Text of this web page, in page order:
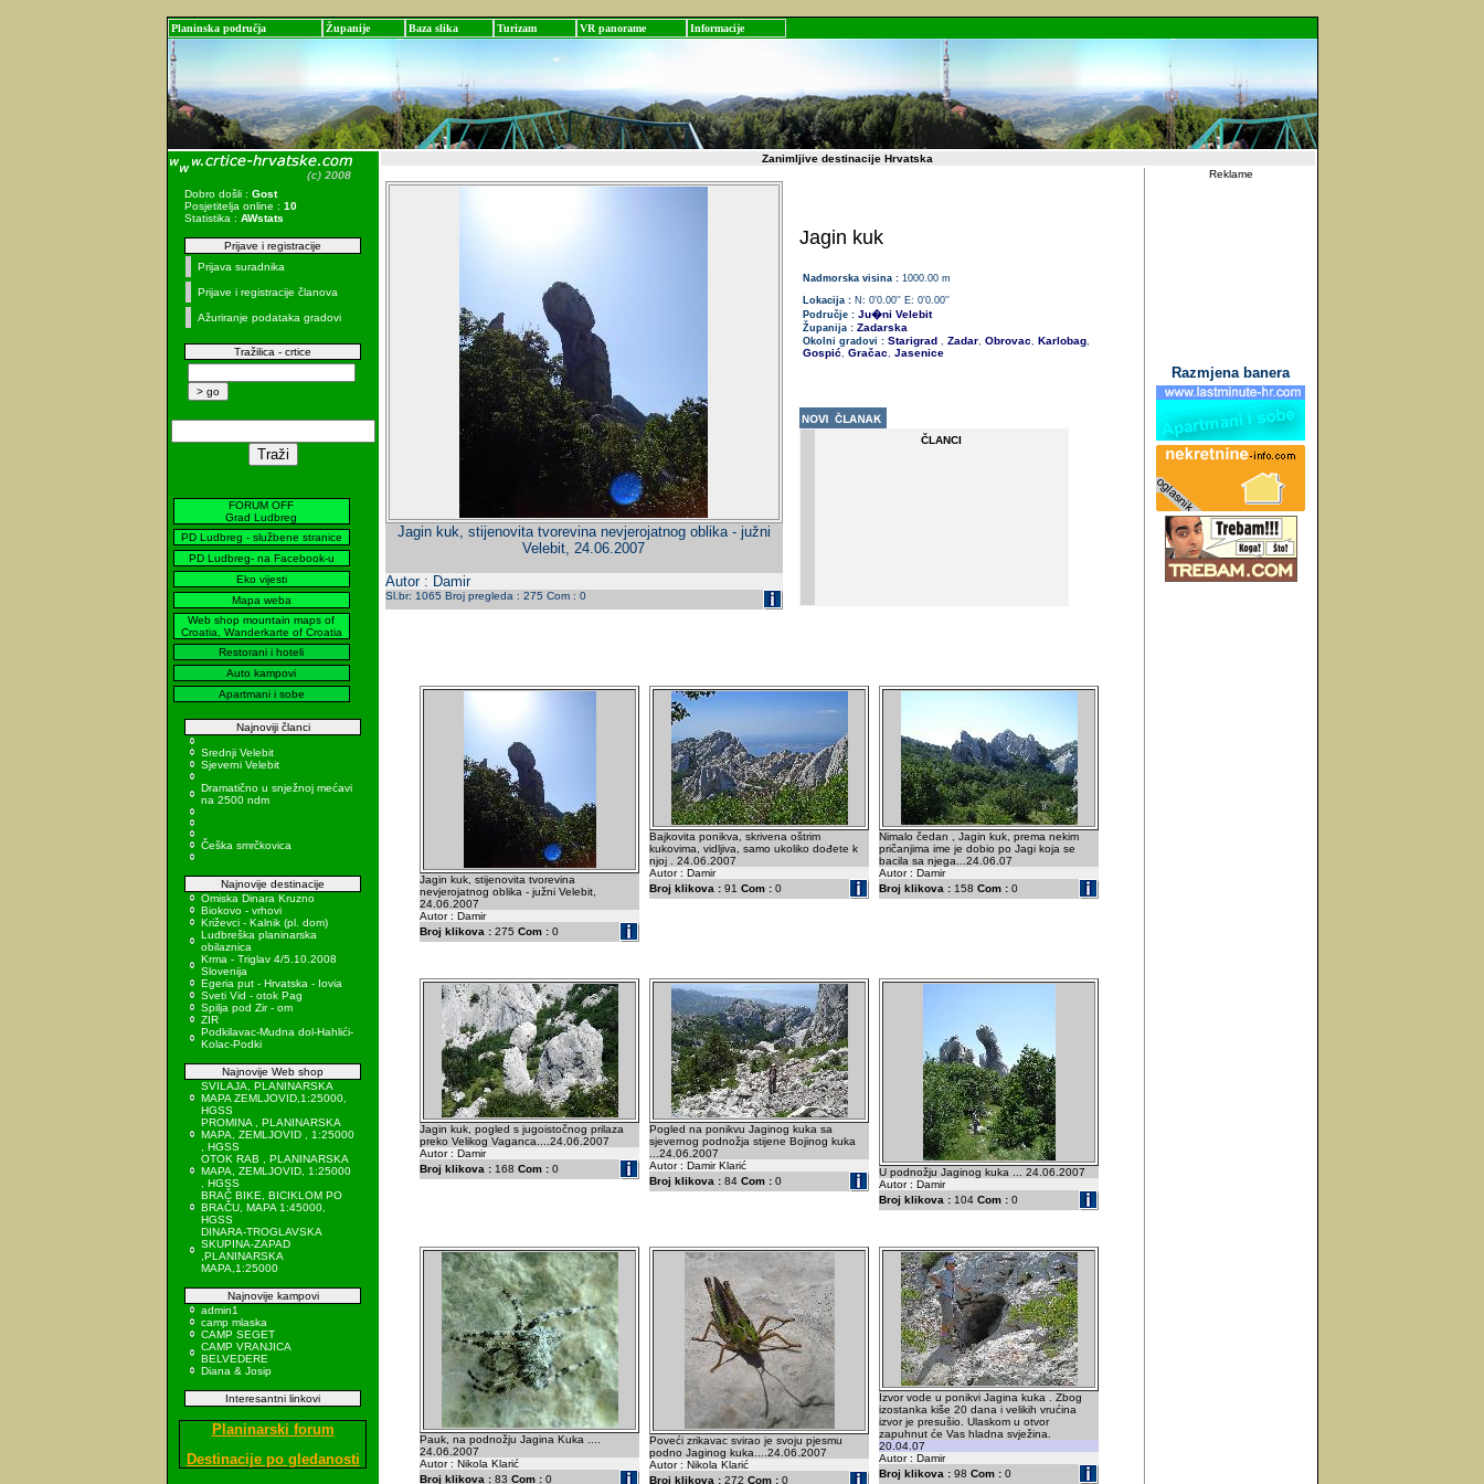
Planinska područja Županije Baza slika Turizam VR panorame Informacije
Dobro došli : Gost
Posjetitelja online : 10
Statistika : AWstats
Prijave i registracije
Prijava suradnika
Prijave i registracije članova
Ažuriranje podataka gradovi
Tražilica - crtice
FORUM OFF
Grad Ludbreg
PD Ludbreg - službene stranice
PD Ludbreg- na Facebook-u
Eko vijesti
Mapa weba
Web shop mountain maps of
Croatia, Wanderkarte of Croatia
Restorani i hoteli
Auto kampovi
Apartmani i sobe
Najnoviji članci
Srednji Velebit
Sjeverni Velebit
Dramatično u snježnoj mećavi
na 2500 ndm
Češka smrčkovica
Najnovije destinacije
Omiska Dinara Kruzno
Biokovo - vrhovi
Križevci - Kalnik (pl. dom)
Ludbreška planinarska
obilaznica
Krma - Triglav 4/5.10.2008
Slovenija
Egeria put - Hrvatska - Iovia
Sveti Vid - otok Pag
Spilja pod Zir - om
ZIR
Podkilavac-Mudna dol-Hahlići-
Kolac-Podki
Najnovije Web shop
SVILAJA, PLANINARSKA
MAPA ZEMLJOVID,1:25000,
HGSS
PROMINA , PLANINARSKA
MAPA, ZEMLJOVID , 1:25000
, HGSS
OTOK RAB , PLANINARSKA
MAPA, ZEMLJOVID, 1:25000
, HGSS
BRAČ BIKE, BICIKLOM PO
BRAČU, MAPA 1:45000,
HGSS
DINARA-TROGLAVSKA
SKUPINA-ZAPAD
,PLANINARSKA
MAPA,1:25000
Najnovije kampovi
admin1
camp mlaska
CAMP SEGET
CAMP VRANJICA
BELVEDERE
Diana & Josip
Interesantni linkovi
Planinarski forum
Destinacije po gledanosti
Zanimljive destinacije Hrvatska
Jagin kuk, stijenovita tvorevina nevjerojatnog oblika - južni
Velebit, 24.06.2007
Autor : Damir
Sl.br: 1065 Broj pregleda : 275 Com : 0
Jagin kuk
Nadmorska visina : 1000.00 m
Lokacija : N: 0'0.00'' E: 0'0.00''
Područje : Ju�ni Velebit
Županija : Zadarska
Okolni gradovi : Starigrad , Zadar, Obrovac, Karlobag,
Gospić, Gračac, Jasenice
ČLANCI
Jagin kuk, stijenovita tvorevina
nevjerojatnog oblika - južni Velebit,
24.06.2007
Autor : Damir
Broj klikova : 275 Com : 0
Bajkovita ponikva, skrivena oštrim
kukovima, vidljiva, samo ukoliko dođete k
njoj . 24.06.2007
Autor : Damir
Broj klikova : 91 Com : 0
Nimalo čedan , Jagin kuk, prema nekim
pričanjima ime je dobio po Jagi koja se
bacila sa njega...24.06.07
Autor : Damir
Broj klikova : 158 Com : 0
Jagin kuk, pogled s jugoistočnog prilaza
preko Velikog Vaganca....24.06.2007
Autor : Damir
Broj klikova : 168 Com : 0
Pogled na ponikvu Jaginog kuka sa
sjevernog podnožja stijene Bojinog kuka
...24.06.2007
Autor : Damir Klarić
Broj klikova : 84 Com : 0
U podnožju Jaginog kuka ... 24.06.2007
Autor : Damir
Broj klikova : 104 Com : 0
Pauk, na podnožju Jagina Kuka ....
24.06.2007
Autor : Nikola Klarić
Broj klikova : 83 Com : 0
Poveći zrikavac svirao je svoju pjesmu
podno Jaginog kuka....24.06.2007
Autor : Nikola Klarić
Broj klikova : 272 Com : 0
Izvor vode u ponikvi Jagina kuka . Zbog
izostanka kiše 20 dana i velikih vrućina
izvor je presušio. Ulaskom u otvor
zapuhnut će Vas hladna svježina.
20.04.07
Autor : Damir
Broj klikova : 98 Com : 0
Reklame
Razmjena banera